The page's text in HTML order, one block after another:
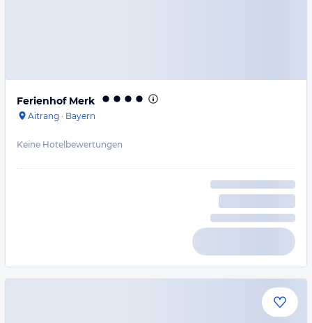
Ferienhof Merk
Aitrang · Bayern
Keine Hotelbewertungen